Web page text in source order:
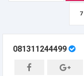
7
081311244499